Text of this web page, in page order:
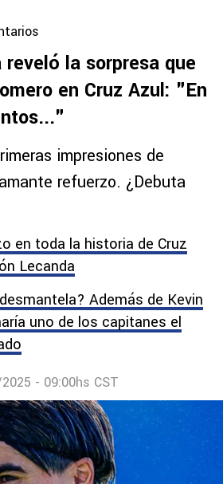
reveló la sorpresa que
en Cruz Azul: "En
impresiones de
refuerzo. ¿Debuta
en toda la historia de Cruz
Lecanda
Además de Kevin
uno de los capitanes el
- 09:00hs CST